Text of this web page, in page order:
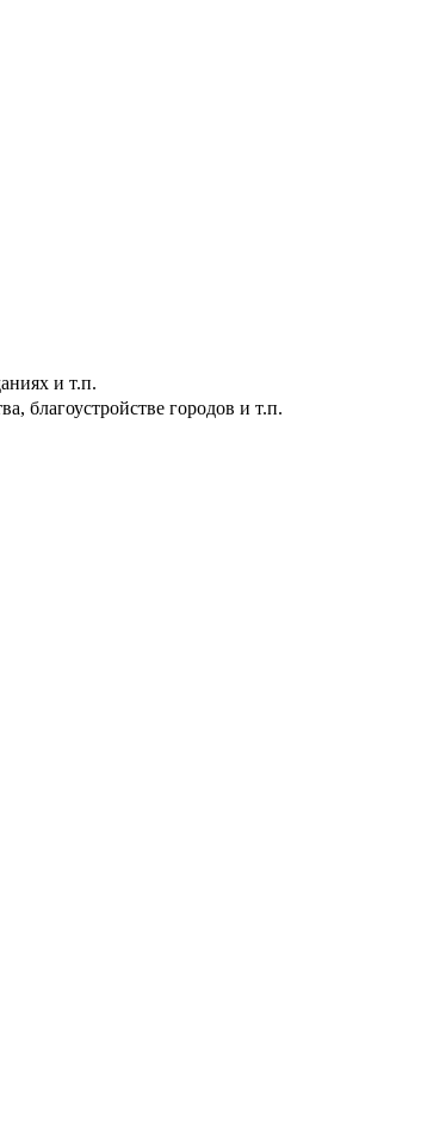
и т.п.
благоустройстве городов и т.п.